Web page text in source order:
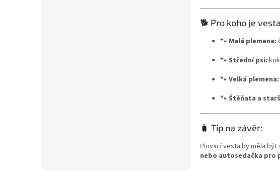
🐕 Pro koho je
🐾 Malá plemena:
🐾 Střední psi:
🐾 Velká plemena:
🐾 Štěňata a
🧳 Tip na závěr:
Plovací vesta by měla
nebo autosedačka pro